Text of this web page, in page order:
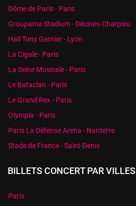
Dôme de Paris - Paris
Groupama Stadium - Décines-Charpieu
Hall Tony Garnier - Lyon
La Cigale - Paris
La Seine Musicale - Paris
Le Bataclan - Paris
Le Grand Rex - Paris
Olympia - Paris
Paris La Défense Arena - Nanterre
Stade de France - Saint-Denis
BILLETS CONCERT PAR VILLES
Paris